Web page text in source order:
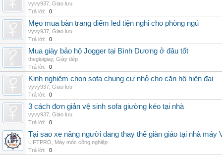
vyvy937 Giao lưu
Trả lời:
0
Mẹo mua bàn trang điểm led tiện nghi cho phòng ngủ
vyvy937 Giao lưu
Trả lời:
0
Mua giày bảo hộ Jogger tại Bình Dương ở đâu tốt
thegioigiay, Giày dép
Trả lời:
0
Kinh nghiệm chọn sofa chung cư nhỏ cho căn hộ hiện đại
vyvy937 Giao lưu
Trả lời:
0
3 cách đơn giản vệ sinh sofa giường kéo tại nhà
vyvy937 Giao lưu
Trả lời:
0
Tại sao xe nâng người đang thay thế giàn giáo tại nhà máy
LIFTPRO
Máy móc công nghiệp
Trả lời:
0